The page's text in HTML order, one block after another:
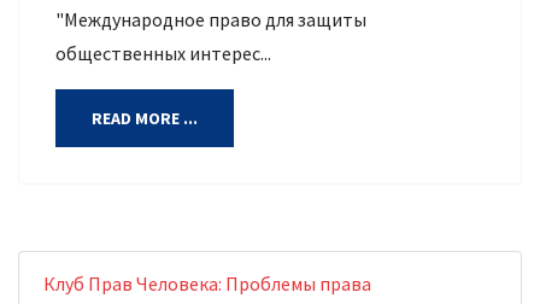
"Международное право для защиты
общественных интерес...
READ MORE ...
Клуб Прав Человека: Проблемы права